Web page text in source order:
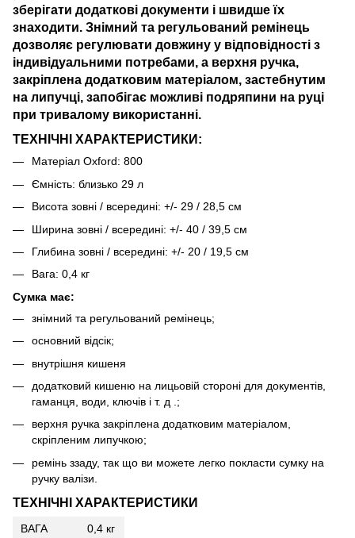
зберігати додаткові документи і швидше їх
знаходити. Знімний та регульований ремінець
дозволяє регулювати довжину у відповідності з
індивідуальними потребами, а верхня ручка,
закріплена додатковим матеріалом, застебнутим
на липучці, запобігає можливі подряпини на руці
при тривалому використанні.
ТЕХНІЧНІ ХАРАКТЕРИСТИКИ:
Матеріал Oxford: 800
Ємність: близько 29 л
Висота зовні / всередині: +/- 29 / 28,5 см
Ширина зовні / всередині: +/- 40 / 39,5 см
Глибина зовні / всередині: +/- 20 / 19,5 см
Вага: 0,4 кг
Сумка має:
знімний та регульований ремінець;
основний відсік;
внутрішня кишеня
додатковий кишеню на лицьовій стороні для документів,
гаманця, води, ключів і т. д .;
верхня ручка закріплена додатковим матеріалом,
скріпленим липучкою;
ремінь ззаду, так що ви можете легко покласти сумку на
ручку валізи.
ТЕХНІЧНІ ХАРАКТЕРИСТИКИ
ВАГА 0,4 кг